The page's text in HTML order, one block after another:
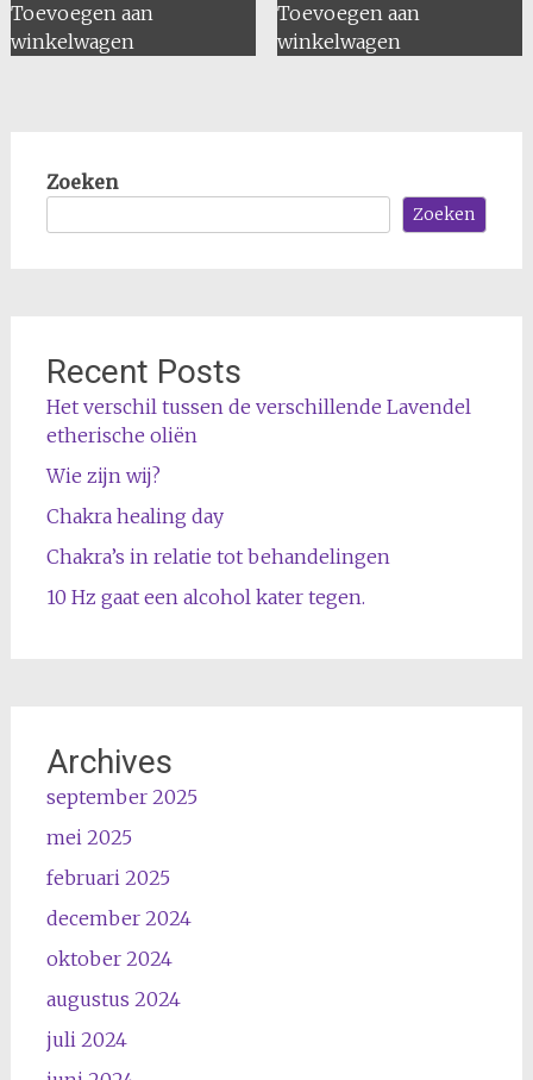
Toevoegen aan
winkelwagen
Toevoegen aan
winkelwagen
Zoeken
Zoeken
Recent Posts
Het verschil tussen de verschillende Lavendel
etherische oliën
Wie zijn wij?
Chakra healing day
Chakra’s in relatie tot behandelingen
10 Hz gaat een alcohol kater tegen.
Archives
september 2025
mei 2025
februari 2025
december 2024
oktober 2024
augustus 2024
juli 2024